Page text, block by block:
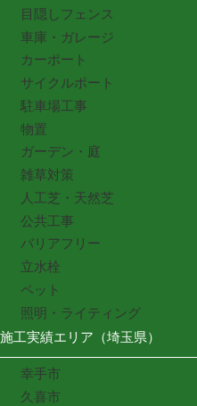
目隠しフェンス
車庫・ガレージ
カーポート
サイクルポート
駐車場工事
物置
ガーデン・庭
雑草対策
人工芝・天然芝
公共工事
バリアフリー
立水栓
ペット
照明・ライティング
施工実績エリア（埼玉県）
幸手市
久喜市